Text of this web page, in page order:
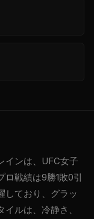
インは、UFC女子
ロ戦績は9勝1敗0引
しており、グラッ
ルは、冷静さ、